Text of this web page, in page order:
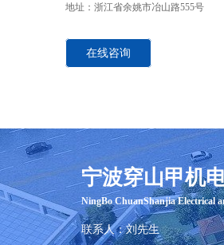
地址 ： 浙江省余姚市冶山路555号
在线咨询
宁波穿山甲机
​NingBo ChuanShanjia Electrical
联系人：刘先生